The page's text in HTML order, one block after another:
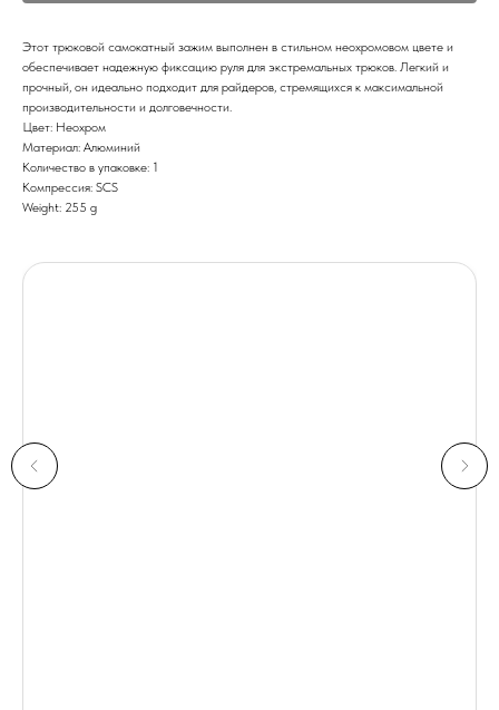
Этот трюковой самокатный зажим выполнен в стильном неохромовом цвете и
обеспечивает надежную фиксацию руля для экстремальных трюков. Легкий и
прочный, он идеально подходит для райдеров, стремящихся к максимальной
производительности и долговечности.
Цвет: Неохром
Материал: Алюминий
Количество в упаковке: 1
Компрессия: SCS
Weight: 255 g